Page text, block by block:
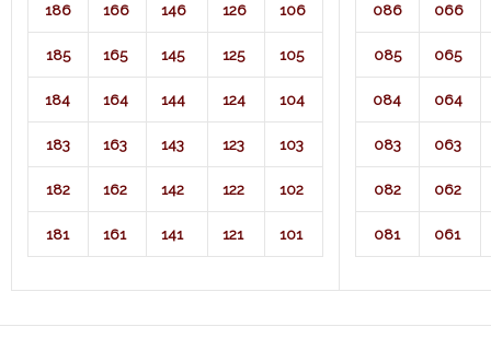
186 166 146 126 106
185 165 145 125 105
184 164 144 124 104
183 163 143 123 103
182 162 142 122 102
181 161 141 121 101
086 066
085 065
084 064
083 063
082 062
081 061